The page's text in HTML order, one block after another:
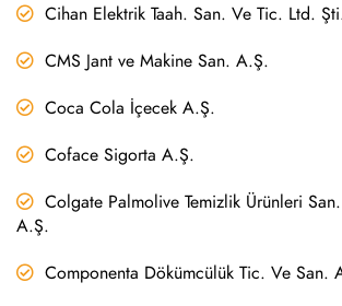
Cihan Elektrik Taah. San. Ve Tic. Ltd.
CMS Jant ve Makine San. A.Ş.
Coca Cola İçecek A.Ş.
Coface Sigorta A.Ş.
Colgate Palmolive Temizlik Ürünleri
A.Ş.
Componenta Dökümcülük Tic. Ve San.